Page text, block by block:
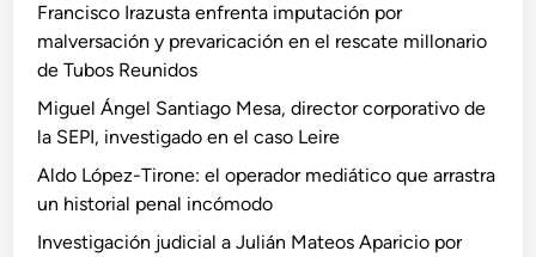
Francisco Irazusta enfrenta imputación por
malversación y prevaricación en el rescate millonario
de Tubos Reunidos
Miguel Ángel Santiago Mesa, director corporativo de
la SEPI, investigado en el caso Leire
Aldo López-Tirone: el operador mediático que arrastra
un historial penal incómodo
Investigación judicial a Julián Mateos Aparicio por